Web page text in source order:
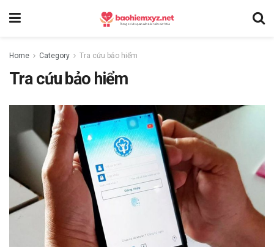
Home Category Tra cứu bảo hiểm
Tra cứu bảo hiểm